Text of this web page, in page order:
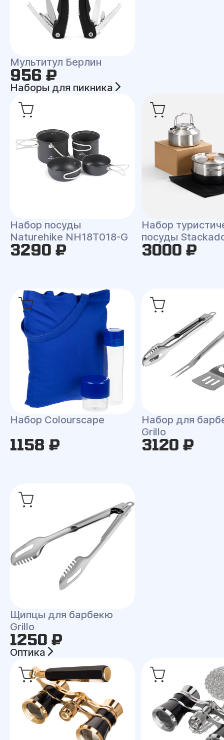
Мультитул Берлин
956 ₽
Наборы для пикника
Набор посуды
Naturehike NH18T018-G
3290 ₽
Набор
посуды
3000 ₽
Набор Colourscape
1158 ₽
Набор для
Grillo
3120 ₽
Щипцы для барбекю
Grillo
1250 ₽
Оптика